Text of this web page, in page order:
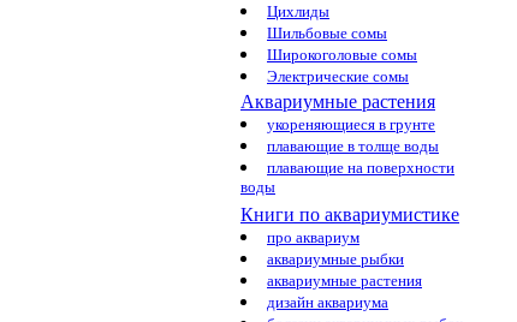
Цихлиды
Шильбовые сомы
Широкоголовые сомы
Электрические сомы
Аквариумные растения
укореняющиеся в грунте
плавающие в толще воды
плавающие на поверхности
воды
Книги по аквариумистике
про аквариум
аквариумные рыбки
аквариумные растения
дизайн аквариума